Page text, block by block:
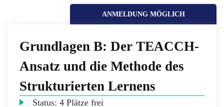
ANMELDUNG MÖGLICH
Grundlagen B: Der TEACCH-
Ansatz und die Methode des
Strukturierten Lernens
Status:4 Plätze frei